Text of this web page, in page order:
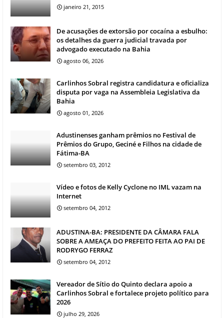
janeiro 21, 2015
De acusações de extorsão por cocaína a esbulho:
os detalhes da guerra judicial travada por
advogado executado na Bahia
agosto 06, 2026
Carlinhos Sobral registra candidatura e oficializa
disputa por vaga na Assembleia Legislativa da
Bahia
agosto 01, 2026
Adustinenses ganham prêmios no Festival de
Prêmios do Grupo, Geciné e Filhos na cidade de
Fátima-BA
setembro 03, 2012
Vídeo e fotos de Kelly Cyclone no IML vazam na
Internet
setembro 04, 2012
ADUSTINA-BA: PRESIDENTE DA CÂMARA FALA
SOBRE A AMEAÇA DO PREFEITO FEITA AO PAI DE
RODRYGO FERRAZ
setembro 04, 2012
Vereador de Sítio do Quinto declara apoio a
Carlinhos Sobral e fortalece projeto político para
2026
julho 29, 2026